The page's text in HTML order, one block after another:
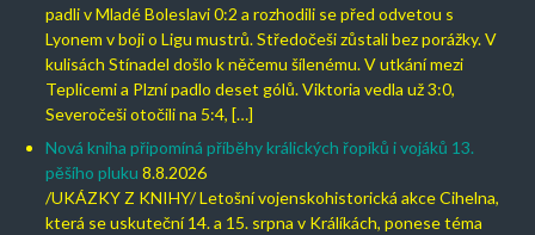
padli v Mladé Boleslavi 0:2 a rozhodili se před odvetou s
Lyonem v boji o Ligu mustrů. Středočeši zůstali bez porážky. V
kulisách Stínadel došlo k něčemu šílenému. V utkání mezi
Teplicemi a Plzní padlo deset gólů. Viktoria vedla už 3:0,
Severočeši otočili na 5:4, […]
Nová kniha připomíná příběhy králických řopíků i vojáků 13.
pěšího pluku 8.8.2026
/UKÁZKY Z KNIHY/ Letošní vojenskohistorická akce Cihelna,
která se uskuteční 14. a 15. srpna v Králíkách, ponese téma